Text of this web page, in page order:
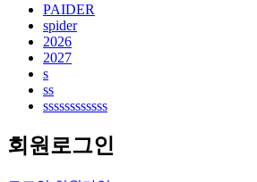
PAIDER
spider
2026
2027
s
ss
ssssssssssss
회원로그인